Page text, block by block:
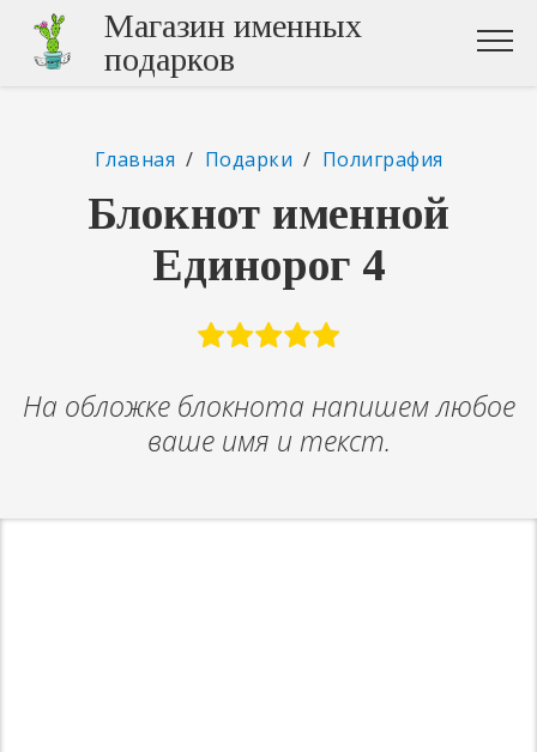
Магазин именных
подарков
Главная / Подарки / Полиграфия
Блокнот именной
Единорог 4
На обложке блокнота напишем любое
ваше имя и текст.